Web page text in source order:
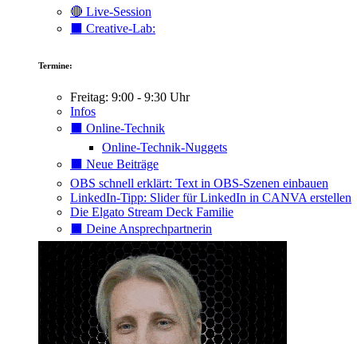
🔴 Live-Session
⬛️ Creative-Lab:
Termine:
Freitag: 9:00 - 9:30 Uhr
Infos
⬛️ Online-Technik
Online-Technik-Nuggets
⬛️ Neue Beiträge
OBS schnell erklärt: Text in OBS-Szenen einbauen
LinkedIn-Tipp: Slider für LinkedIn in CANVA erstellen
Die Elgato Stream Deck Familie
⬛️ Deine Ansprechpartnerin